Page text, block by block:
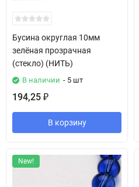
Бусина округлая 10мм
зелёная прозрачная
(стекло) (НИТЬ)
В наличии - 5 шт
194,25 ₽
В корзину
New!